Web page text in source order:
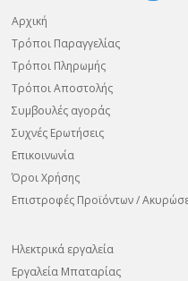
Αρχική
Τρόποι Παραγγελίας
Τρόποι Πληρωμής
Τρόποι Αποστολής
Συμβουλές αγοράς
Συχνές Ερωτήσεις
Επικοινωνία
Όροι Χρήσης
Επιστροφές Προϊόντων /
Ηλεκτρικά εργαλεία
Εργαλεία Μπαταρίας